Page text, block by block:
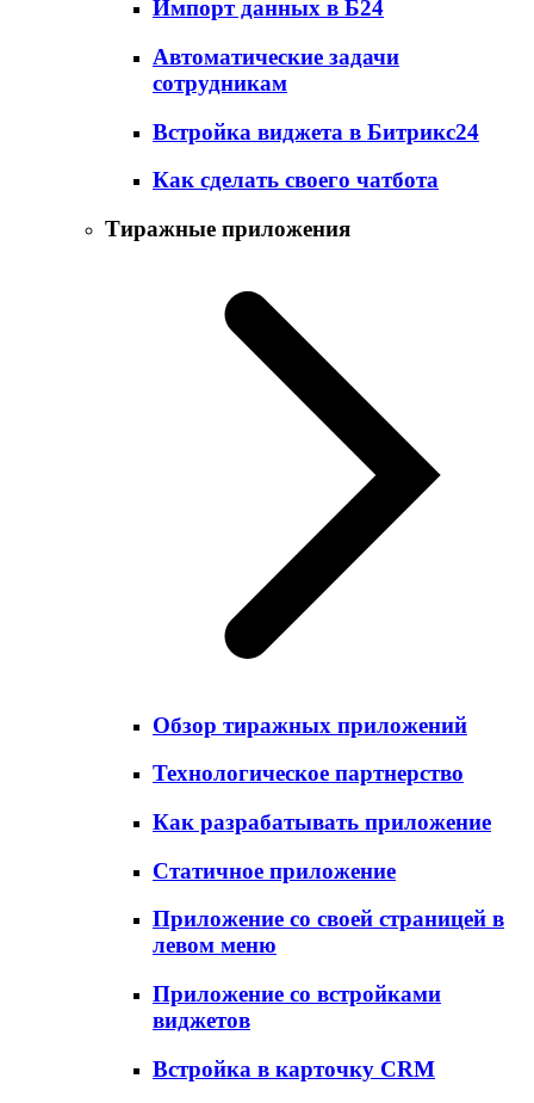
Импорт данных в Б24
Автоматические задачи
сотрудникам
Встройка виджета в Битрикс24
Как сделать своего чатбота
Тиражные приложения
Обзор тиражных приложений
Технологическое партнерство
Как разрабатывать приложение
Статичное приложение
Приложение со своей страницей в
левом меню
Приложение со встройками
виджетов
Встройка в карточку CRM